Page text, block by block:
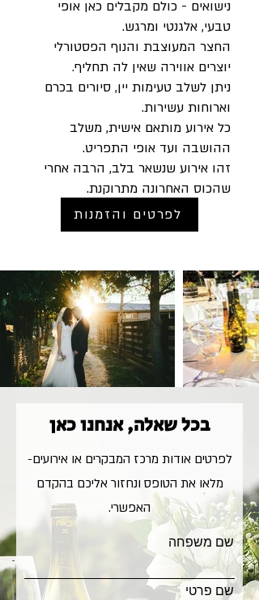
נישואים - כולם מקבלים כאן אופי
טבעי, אלגנטי ומרגש.
החצר המעוצבת והנוף הפסטורלי
יוצרים אווירה שאין לה תחליף.
ניתן לשלב טעימות יין, סיורים בכרם
וארוחות עשירות.
כל אירוע מותאם אישית, משלב
ההושבה ועד אופי התפריט.
זהו אירוע שנשאר בלב, הרבה אחרי
שהכוס האחרונה מתרוקנת.
לפרטים והזמנות
בכל שאלה, אנחנו כאן
לפרטים אודות מרכז המבקרים או אירועים-
מלאו את הטופס ונחזור אליכם בהקדם
האפשרי.
שם משפחה
שם פרטי